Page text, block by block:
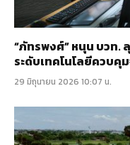
“ภัทรพงศ์” หนุน บวท.
ระดับเทคโนโลยีควบคุ
29 มิถุนายน 2026 10:07 น.